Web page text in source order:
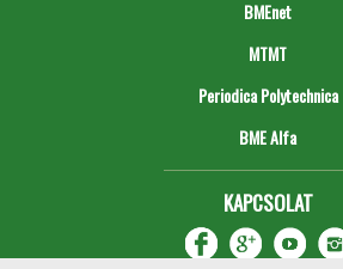
BMEnet
MTMT
Periodica Polytechnica
BME Alfa
KAPCSOLAT